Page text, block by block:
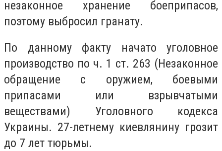
незаконное хранение боеприпасов,
поэтому выбросил гранату.
По данному факту начато уголовное
производство по ч. 1 ст. 263 (Незаконное
обращение с оружием, боевыми
припасами или взрывчатыми
веществами) Уголовного кодекса
Украины. 27-летнему киевлянину грозит
до 7 лет тюрьмы.